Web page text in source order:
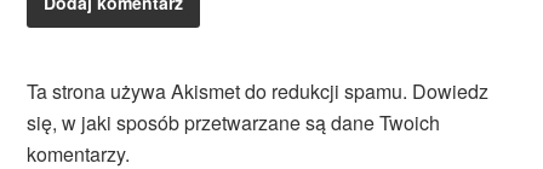
Ta strona używa Akismet do redukcji spamu. Dowiedz
się, w jaki sposób przetwarzane są dane Twoich
komentarzy.